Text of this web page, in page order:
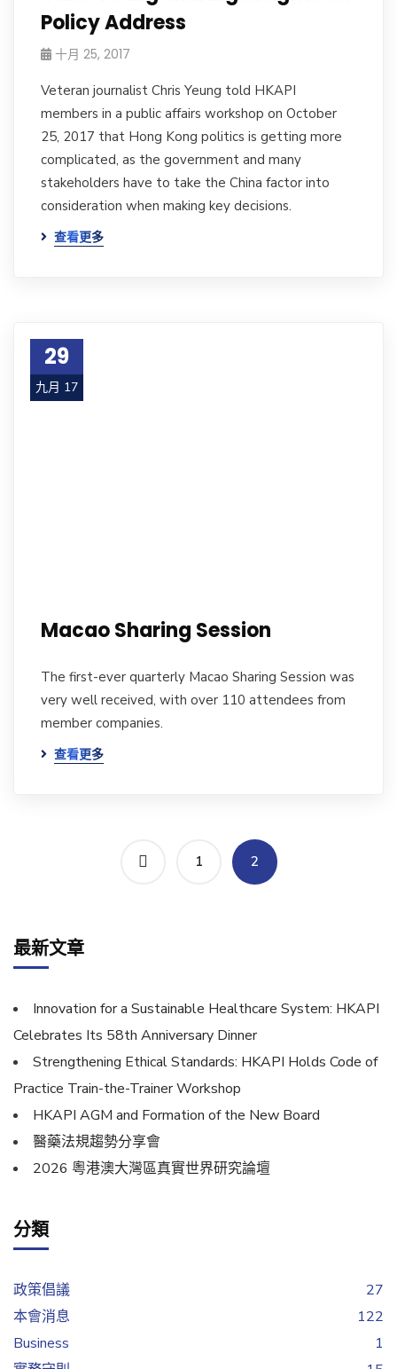
Policy Address
十月 25, 2017
Veteran journalist Chris Yeung told HKAPI
members in a public affairs workshop on October
25, 2017 that Hong Kong politics is getting more
complicated, as the government and many
stakeholders have to take the China factor into
consideration when making key decisions.
查看更多
29
九月 17
Macao Sharing Session
The first-ever quarterly Macao Sharing Session was
very well received, with over 110 attendees from
member companies.
查看更多
1 2
最新文章
Innovation for a Sustainable Healthcare System: HKAPI
Celebrates Its 58th Anniversary Dinner
Strengthening Ethical Standards: HKAPI Holds Code of
Practice Train-the-Trainer Workshop
HKAPI AGM and Formation of the New Board
醫藥法規趨勢分享會
2026 粵港澳大灣區真實世界研究論壇
分類
政策倡議
27
本會消息
122
Business
1